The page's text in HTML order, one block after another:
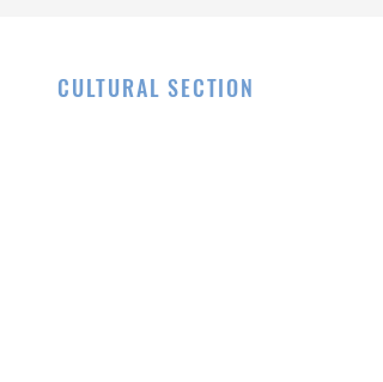
CULTURAL SECTION